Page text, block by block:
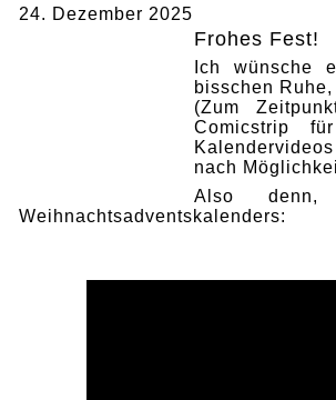
24. Dezember 2025
Frohes Fest!
Ich wünsche
bisschen
(Zum
Comicstrip
nach
Also
Weihnachtsadventskalenders: